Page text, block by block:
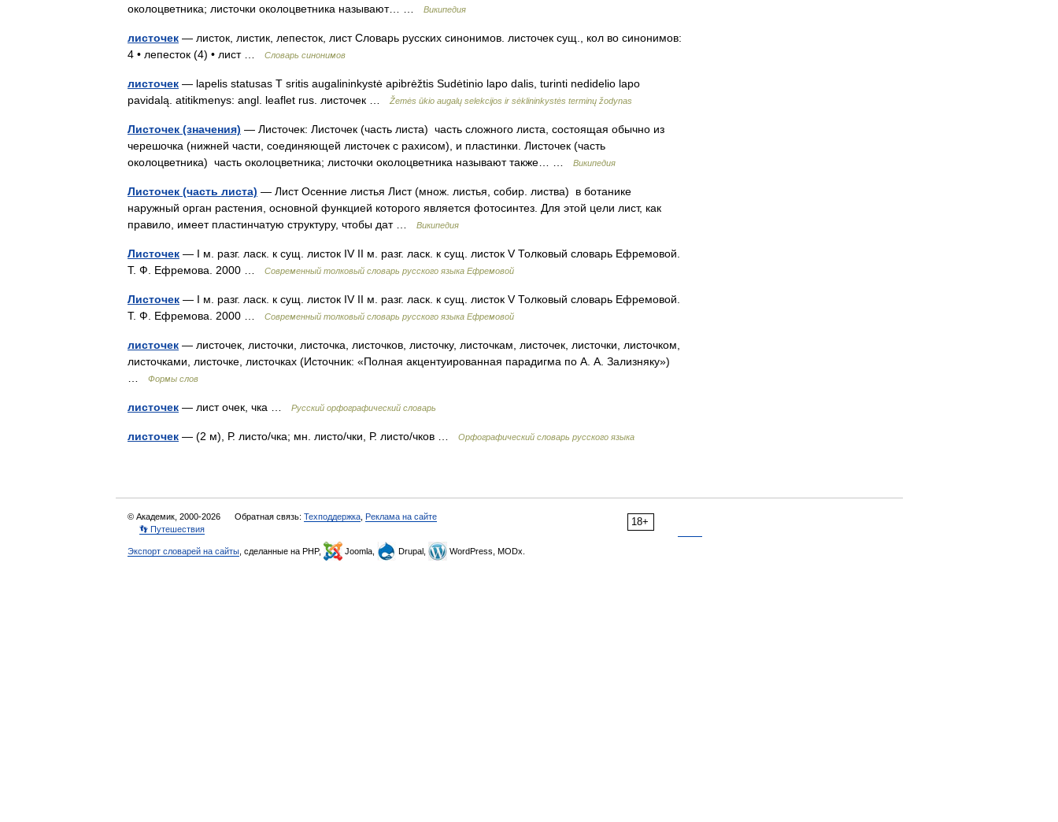
околоцветника; листочки околоцветника называют… …
Википедия
листочек — листок, листик, лепесток, лист Словарь русских синонимов. листочек сущ., кол во синонимов:
4 • лепесток (4) • лист …
Словарь синонимов
листочек — lapelis statusas T sritis augalininkystė apibrėžtis Sudėtinio lapo dalis, turinti nedidelio lapo
pavidalą. atitikmenys: angl. leaflet rus. листочек …
Žemės ūkio augalų selekcijos ir sėklininkystės terminų žodynas
Листочек (значения) — Листочек: Листочек (часть листа) часть сложного листа, состоящая обычно из
черешочка (нижней части, соединяющей листочек с рахисом), и пластинки. Листочек (часть
околоцветника) часть околоцветника; листочки околоцветника называют также… …
Википедия
Листочек (часть листа) — Лист Осенние листья Лист (множ. листья, собир. листва) в ботанике
наружный орган растения, основной функцией которого является фотосинтез. Для этой цели лист, как
правило, имеет пластинчатую структуру, чтобы дат …
Википедия
Листочек — I м. разг. ласк. к сущ. листок IV II м. разг. ласк. к сущ. листок V Толковый словарь Ефремовой.
Т. Ф. Ефремова. 2000 …
Современный толковый словарь русского языка Ефремовой
Листочек — I м. разг. ласк. к сущ. листок IV II м. разг. ласк. к сущ. листок V Толковый словарь Ефремовой.
Т. Ф. Ефремова. 2000 …
Современный толковый словарь русского языка Ефремовой
листочек — листочек, листочки, листочка, листочков, листочку, листочкам, листочек, листочки, листочком,
листочками, листочке, листочках (Источник: «Полная акцентуированная парадигма по А. А. Зализняку»)
Формы слов
листочек — лист очек, чка … Русский орфографический словарь
листочек — (2 м), Р. листо/чка; мн. листо/чки, Р. листо/чков … Орфографический словарь русского языка
18+
© Академик, 2000-2026 Обратная связь: Техподдержка Реклама на сайте
👣 Путешествия
Экспорт словарей на сайты , сделанные на PHP, Joomla, Drupal, WordPress, MODx.